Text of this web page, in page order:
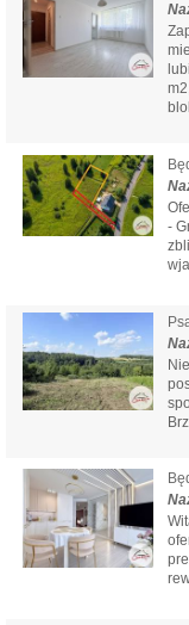
-